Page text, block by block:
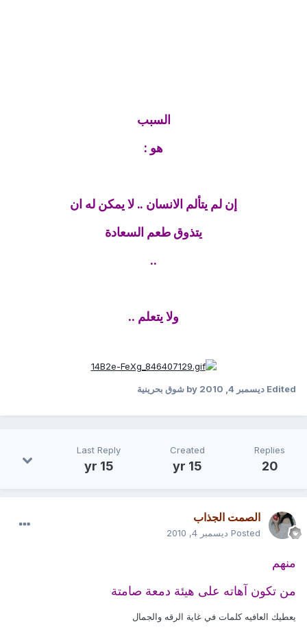
السبب
هو :
إن لم يتألم الانسان .. لا يمكن له ان
يتذوق طعم السعادة
..
ولا يتعلم ..
Edited ديسمبر 4, 2010 by شوق بحرينية
Replies
20
Created
15 yr
Last Reply
15 yr
الصمت الجذاب
Posted ديسمبر 4, 2010
منهم
من تكون آهاته على هيئة دمعة صامتة
يعطيك العافيه كلمات في غاية الرقه والجمال